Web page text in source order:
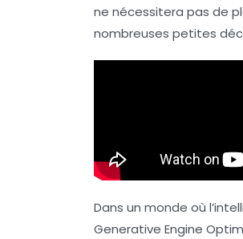
ne nécessitera pas de
nombreuses petites
Dans un monde où
Generative Engine